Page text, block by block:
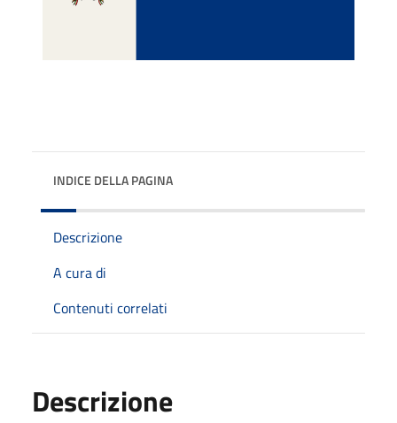
INDICE DELLA PAGINA
Descrizione
A cura di
Contenuti correlati
Descrizione